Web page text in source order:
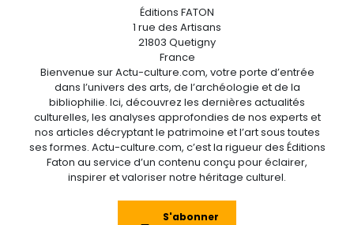
Éditions FATON
1 rue des Artisans
21803 Quetigny
France
Bienvenue sur Actu-culture.com, votre porte d’entrée
dans l’univers des arts, de l’archéologie et de la
bibliophilie. Ici, découvrez les dernières actualités
culturelles, les analyses approfondies de nos experts et
nos articles décryptant le patrimoine et l’art sous toutes
ses formes. Actu-culture.com, c’est la rigueur des Éditions
Faton au service d’un contenu conçu pour éclairer,
inspirer et valoriser notre héritage culturel.
S'abonner